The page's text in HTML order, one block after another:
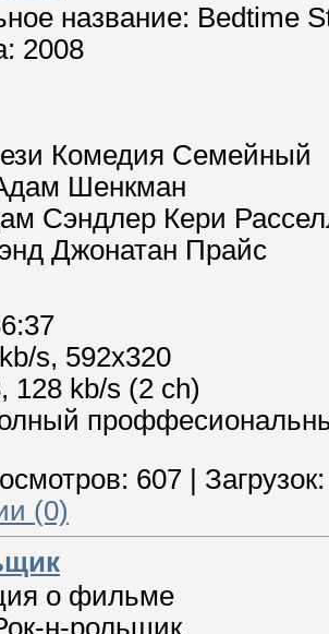
название: Bedtime
2008
Комедия Семейный
Шенкман
Сэндлер Кери
Джонатан Прайс
s, 592x320
128 kb/s (2 ch)
607 | Загрузок:
(0)
о фильме
н-рольщик